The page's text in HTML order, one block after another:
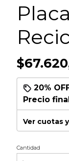
20%
Precio
Ver cuotas
Cantidad